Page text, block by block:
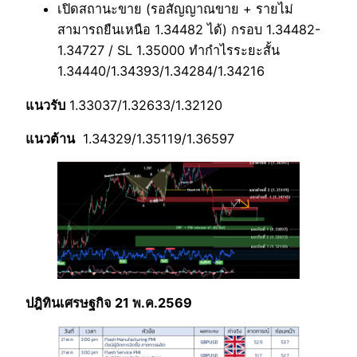
เปิดสถานะขาย (รอสัญญาณขาย + รายไม่
สามารถยืนเหนือ 1.34482 ได้) กรอบ 1.34482-
1.34727 / SL 1.35000 ทำกำไรระยะสั้น
1.34440/1.34393/1.34284/1.34216
แนวรับ 1.33037/1.32633/1.32120
แนวต้าน1.34329/1.35119/1.36597
ปฎิทินเศรษฐกิจ 21 พ.ค.2569